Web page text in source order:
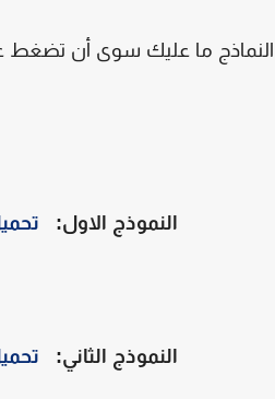
ما عليك سوى أن تضغط
النموذج الاول:
النموذج الثاني: